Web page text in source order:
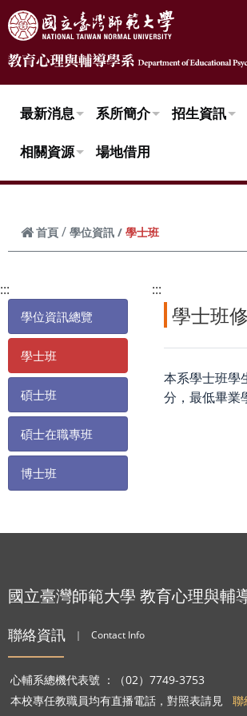
最新消息 系所簡介 招生資訊
相關資源 場地借用
首頁 學位資訊 學士班
:::
學位資訊總覽
學士班
碩士班
碩士在職專班
博士班
:::
學士班
本系學士班學
分，最低畢業
國立臺灣師範大學 教育心理與輔
聯絡資訊 ｜ Contact Info
心輔系總機代表號 ：（02）7749-3753
本校專任教職員均有直播電話，對照表請見 聯